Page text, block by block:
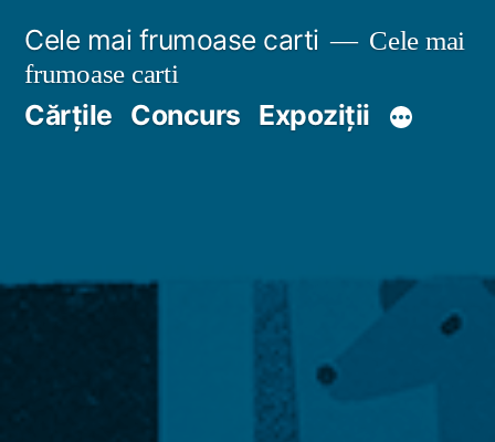
conținut
Cele mai frumoase carti
Cele mai
frumoase carti
Cărțile Concurs Expoziții